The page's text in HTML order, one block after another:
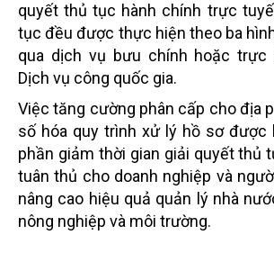
quyết thủ tục hành chính trực
tục đều được thực hiện theo ba
qua dịch vụ bưu chính hoặc trực
Dịch vụ công quốc gia.
Việc tăng cường phân cấp cho địa
số hóa quy trình xử lý hồ sơ được
phần giảm thời gian giải quyết thủ
tuân thủ cho doanh nghiệp và
nâng cao hiệu quả quản lý nhà
nông nghiệp và môi trường.